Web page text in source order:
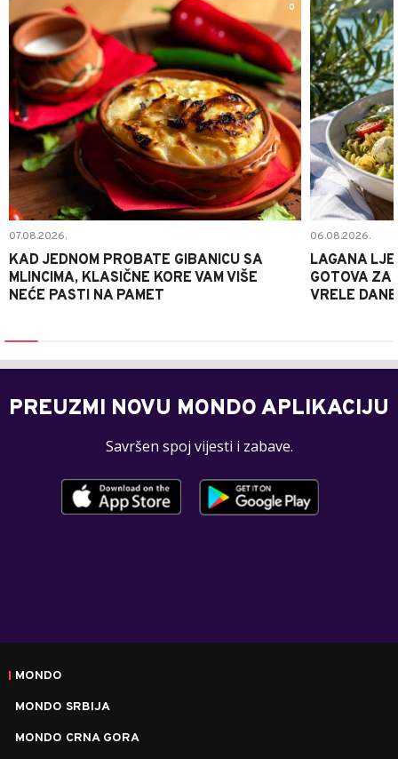
0
07.08.2026.
KAD JEDNOM PROBATE GIBANICU SA
MLINCIMA, KLASIČNE KORE VAM VIŠE
NEĆE PASTI NA PAMET
06.08.2026.
LAGANA
GOTOVA ZA
VRELE DANE
PREUZMI NOVU MONDO APLIKACIJU
Savršen spoj vijesti i zabave.
MONDO
MONDO SRBIJA
MONDO CRNA GORA